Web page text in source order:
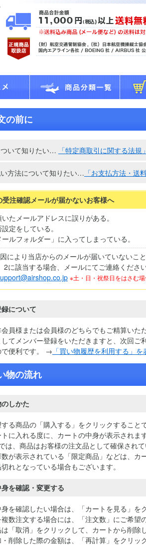
の前に
いて知りたい… 「特定商取引に関する法規」
方法について知りたい… 「お支払方法・送料
受注確認メールが届かないお客様へ
たメールアドレスに誤りがある。
定をしている。
ルフォルダー」に入ってしまっている。
により当店からのメールが届いていないこ
2に該当する場合、メールにてご連絡ください
※土・日・祝祭日をはさむ
について
員様または会員様のどちらでもご精算いた
てメンバー登録をいただきますと、次回
で便利です。 → 「買い物履歴を利用する」を
物の流れ
しかた
る商品の「購入する」をクリックすること
に入れる度に、カートの中身が表示されます
は、商品はお客様の注文品として確保されて
が表示されている「限定商品」などは、カ
れとなっている場合もございます。
を確認・変更する
を確認したい場合は、「カートを見る」を
数注文する場合には、「注文数」にご希望
「取消」をクリックして、カートから削除
削除した際の金額は、「再計算」をクリッ